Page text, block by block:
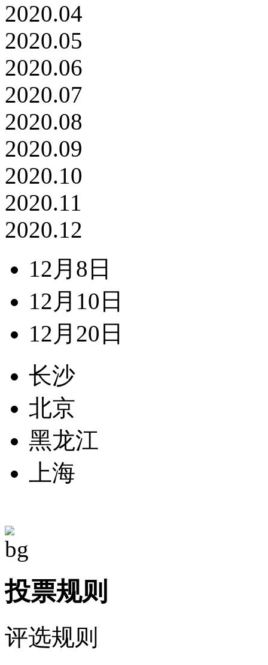
2020.04
2020.05
2020.06
2020.07
2020.08
2020.09
2020.10
2020.11
2020.12
12月8日
12月10日
12月20日
长沙
北京
黑龙江
上海
投票规则
评选规则